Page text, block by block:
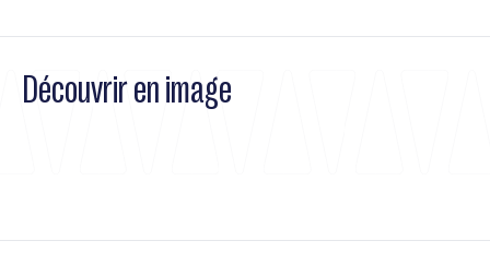
Découvrir en image